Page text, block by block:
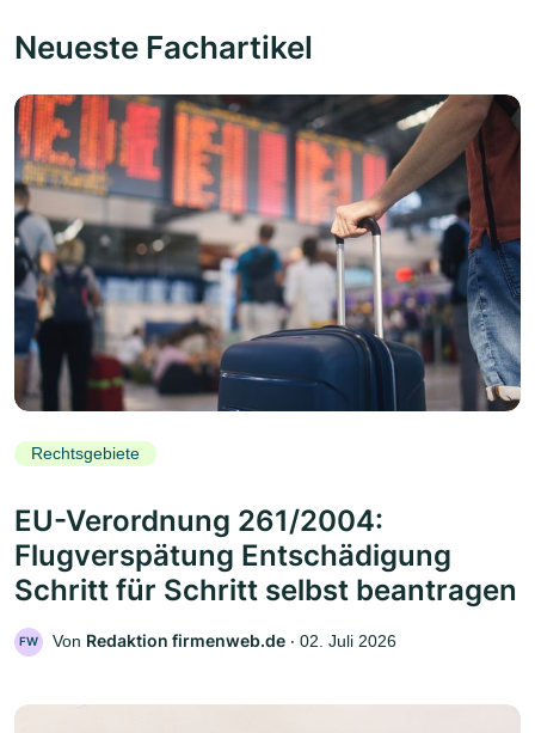
Neueste Fachartikel
Rechtsgebiete
EU-Verordnung 261/2004:
Flugverspätung Entschädigung
Schritt für Schritt selbst beantragen
FW Von Redaktion firmenweb.de ‧ 02. Juli 2026